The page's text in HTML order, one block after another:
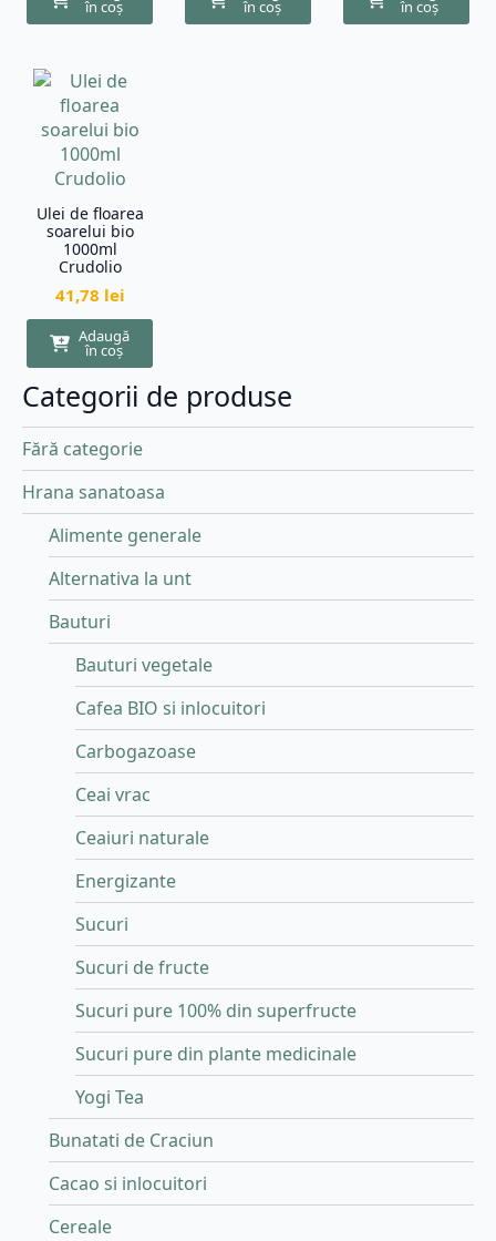
Categorii de produse
Fără categorie
Hrana sanatoasa
Alimente generale
Alternativa la unt
Bauturi
Bauturi vegetale
Cafea BIO si inlocuitori
Carbogazoase
Ceai vrac
Ceaiuri naturale
Energizante
Sucuri
Sucuri de fructe
Sucuri pure 100% din superfructe
Sucuri pure din plante medicinale
Yogi Tea
Bunatati de Craciun
Cacao si inlocuitori
Cereale
în coș în coș în coș
Ulei de floarea
soarelui bio
1000ml
Crudolio
41,78 lei
Adaugă
în coș